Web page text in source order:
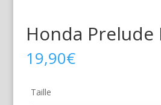
Honda Prelude
19,90€
Taille